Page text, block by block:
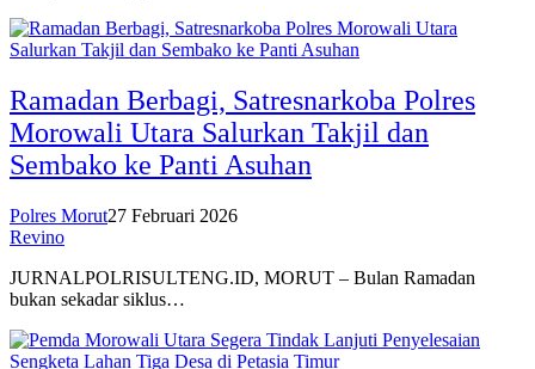
Ramadan Berbagi, Satresnarkoba Polres
Morowali Utara Salurkan Takjil dan
Sembako ke Panti Asuhan
Polres Morut27 Februari 2026
Revino
JURNALPOLRISULTENG.ID, MORUT – Bulan Ramadan
bukan sekadar siklus…